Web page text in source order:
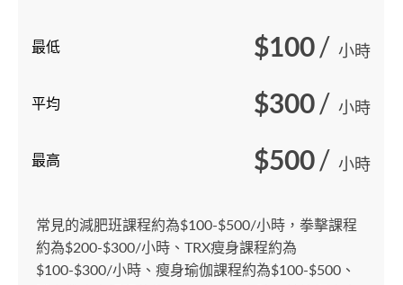
最低 $100/ 小時
平均 $300/ 小時
最高 $500/ 小時
常見的減肥班課程約為$100-$500/小時，拳擊課程
約為$200-$300/小時、TRX瘦身課程約為
$100-$300/小時、瘦身瑜伽課程約為$100-$500、